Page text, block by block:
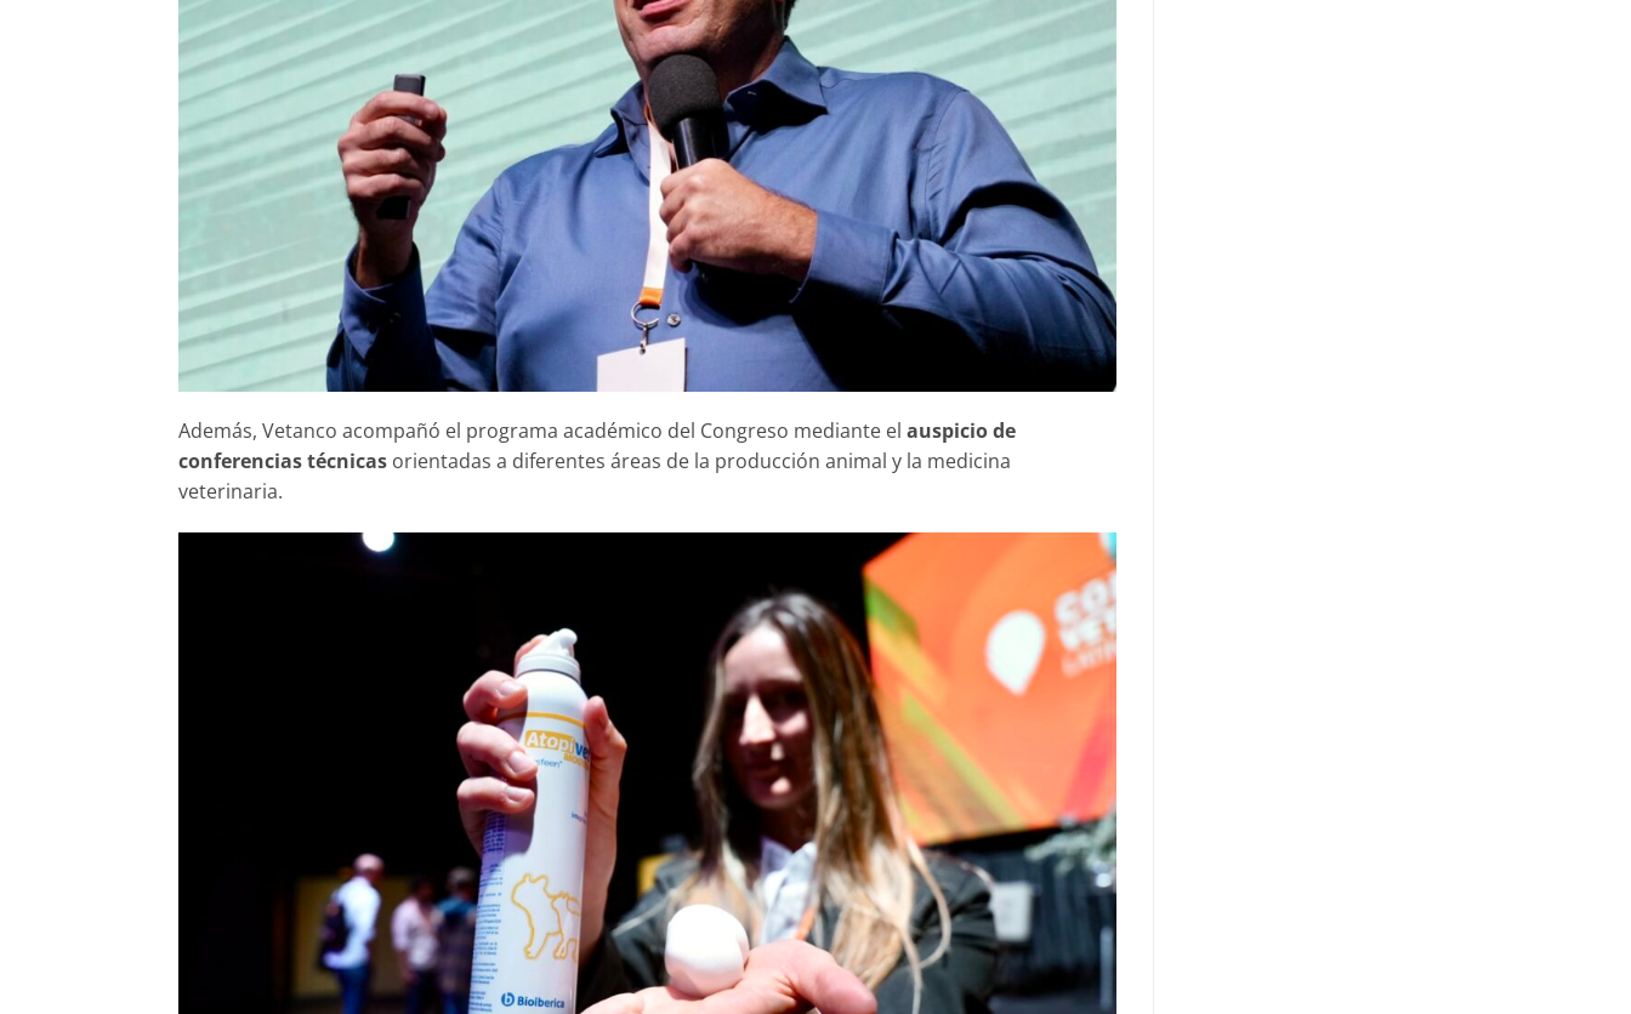
Además, Vetanco acompañó el programa académico del Congreso mediante el auspicio de
conferencias técnicas orientadas a diferentes áreas de la producción animal y la medicina
veterinaria.